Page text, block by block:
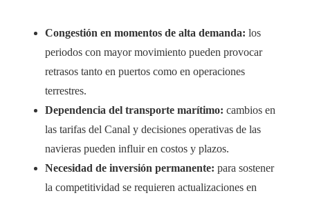
Congestión en momentos de alta demanda: los
periodos con mayor movimiento pueden provocar
retrasos tanto en puertos como en operaciones
terrestres.
Dependencia del transporte marítimo: cambios en
las tarifas del Canal y decisiones operativas de las
navieras pueden influir en costos y plazos.
Necesidad de inversión permanente: para sostener
la competitividad se requieren actualizaciones en